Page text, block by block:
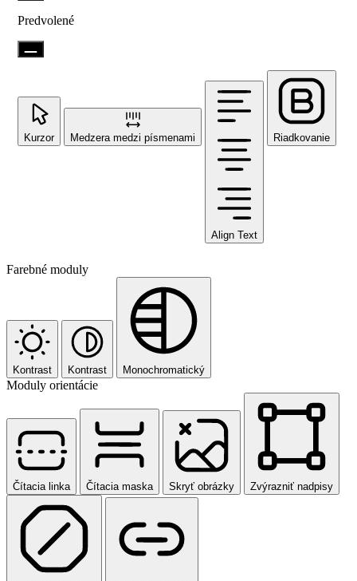
Predvolené
Kurzor Medzera medzi písmenami
Align Text
Riadkovanie
Farebné moduly
Kontrast Kontrast Monochromatický
Moduly orientácie
Čítacia linka Čítacia maska Skryť obrázky Zvýrazniť nadpisy